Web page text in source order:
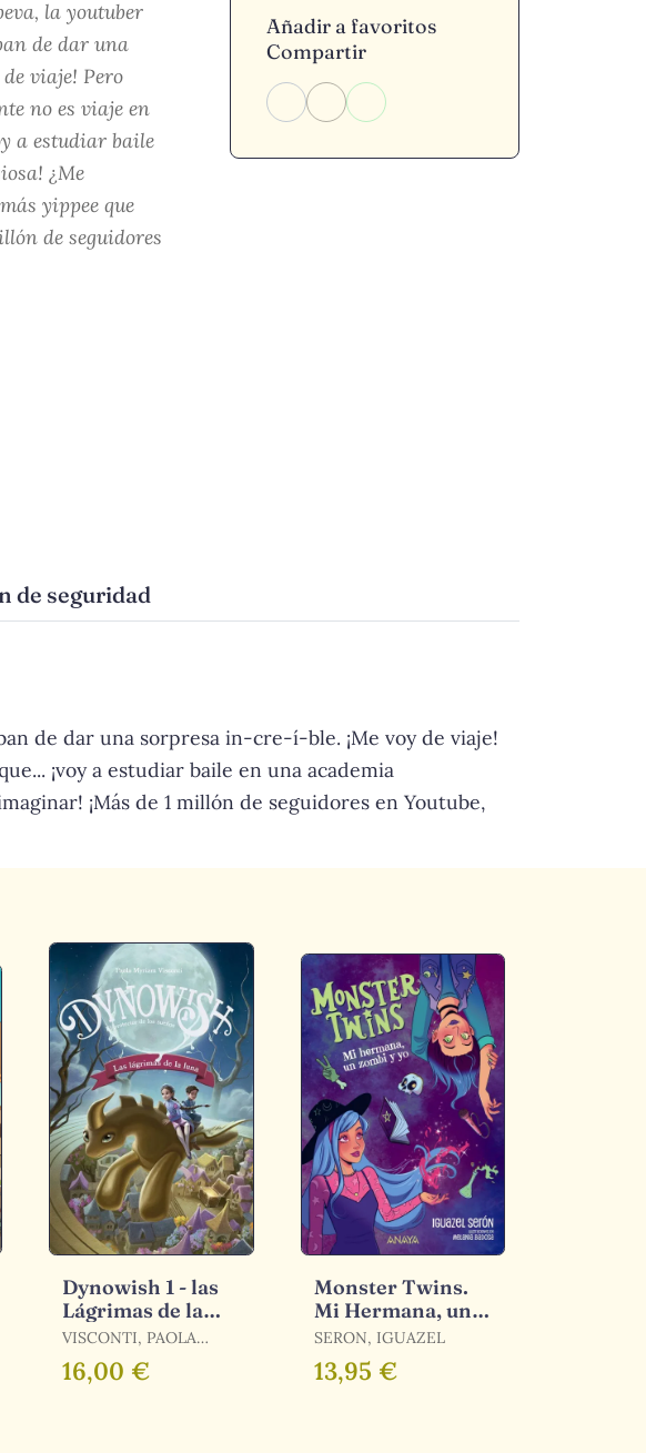
la youtuber
de dar una
viaje! Pero
no es viaje en
a estudiar baile
¿Me
yippee que
de seguidores
Añadir a favoritos
Compartir
de seguridad
de dar una sorpresa in-cre-í-ble. ¡Me voy de viaje!
¡voy a estudiar baile en una academia
¡Más de 1 millón de seguidores en Youtube,
Dynowish 1 - las
Lágrimas de la
Luna
VISCONTI, PAOLA
MYRIAM
16,00 €
Monster Twins.
Mi Hermana, un
Zombi y yo
SERON, IGUAZEL
13,95 €